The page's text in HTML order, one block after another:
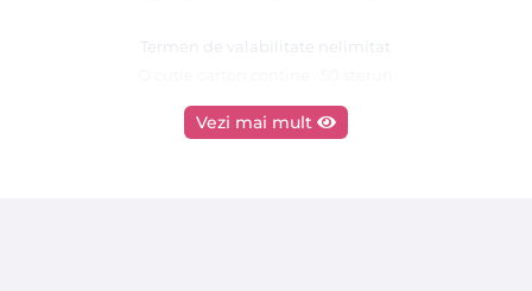
Termen de valabilitate nelimitat
Vezi mai mult